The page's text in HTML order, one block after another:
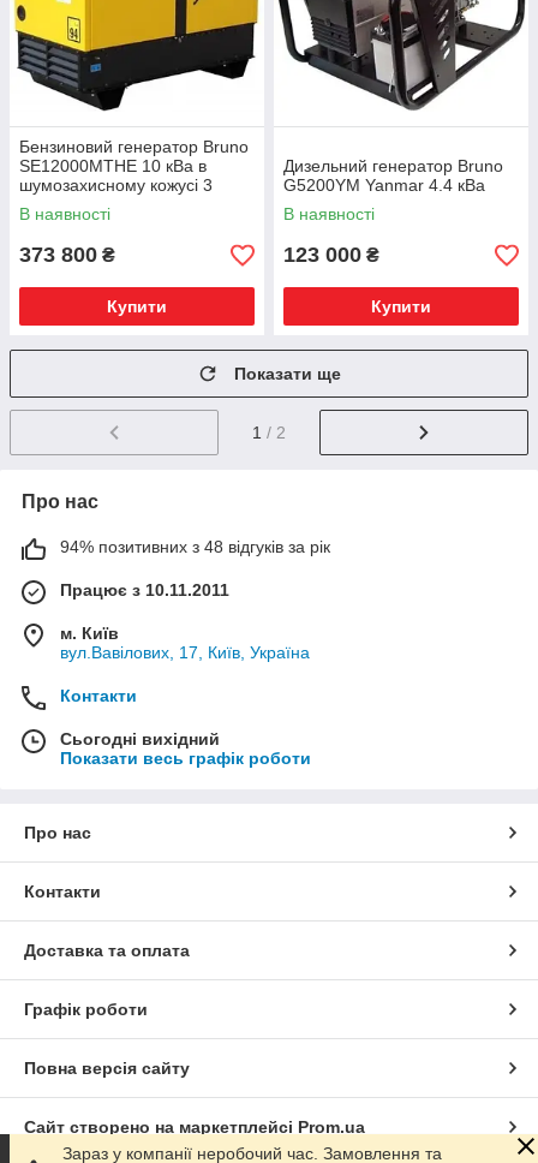
Бензиновий генератор Bruno
SE12000MTHE 10 кВа в
шумозахисному кожусі 3
фази
В наявності
373 800 ₴
Купити
Дизельний генератор Bruno
G5200YM Yanmar 4.4 кВа
В наявності
123 000 ₴
Купити
Показати ще
1 / 2
Про нас
94% позитивних з 48 відгуків за рік
Працює з 10.11.2011
м. Київ
вул.Вавілових, 17, Київ, Україна
Контакти
Сьогодні вихідний
Показати весь графік роботи
Про нас
Контакти
Доставка та оплата
Графік роботи
Повна версія сайту
Сайт створено на маркетплейсі Prom.ua
Зараз у компанії неробочий час. Замовлення та